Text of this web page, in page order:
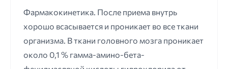
Фармакокинетика. После приема внутрь
хорошо всасывается и проникает во все ткани
организма. В ткани головного мозга проникает
около 0,1 % гамма-амино-бета-